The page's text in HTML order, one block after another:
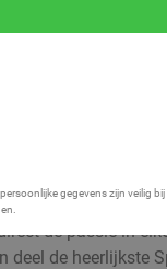
gegevens zijn veilig
de passie in
de